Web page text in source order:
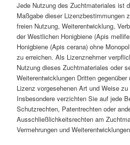
Jede Nutzung des Zuchtmateriales ist
Maßgabe dieser Lizenzbestimmungen
freien Nutzung, Weiterentwicklung,
der Westlichen Honigbiene (Apis
Honigbiene (Apis cerana) ohne
zu erreichen. Als Lizenznehmer
Nutzung dieses Zuchtmateriales oder
Weiterentwicklungen Dritten
Lizenz vorgesehenen Art und Weise
Insbesondere verzichten Sie auf jede
Schutzrechten, Patentrechten oder
Ausschließlichkeitsrechten am
Vermehrungen und